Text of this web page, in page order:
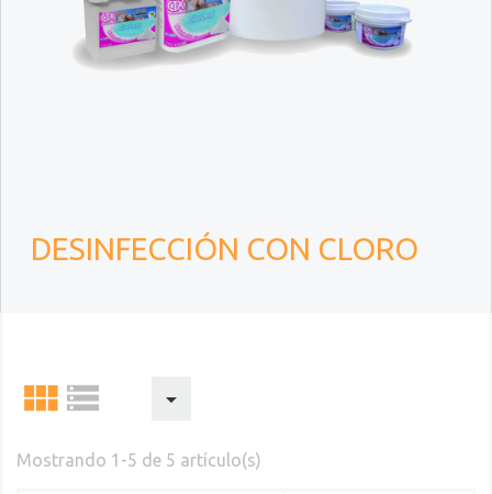
DESINFECCIÓN CON CLORO
  
Mostrando 1-5 de 5 artículo(s)